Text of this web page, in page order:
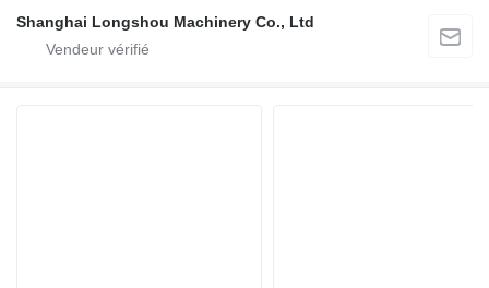
Shanghai Longshou Machinery Co., Ltd